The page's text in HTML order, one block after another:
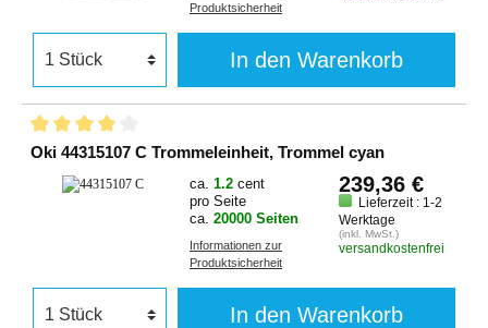
Produktsicherheit
In den Warenkorb
Oki 44315107 C Trommeleinheit, Trommel cyan
ca. 1.2 cent
pro Seite
ca. 20000 Seiten
Informationen zur
Produktsicherheit
239,36 €
Lieferzeit : 1-2
Werktage
(inkl. MwSt.)
versandkostenfrei
In den Warenkorb